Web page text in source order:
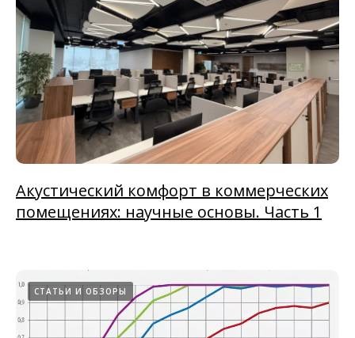
Акустический комфорт в коммерческих
помещениях: научные основы. Часть 1
СТАТЬИ И ОБЗОРЫ